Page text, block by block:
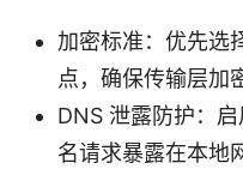
加密标准：优先选
点，确保传输层加
DNS 泄露防护：
名请求暴露在本地